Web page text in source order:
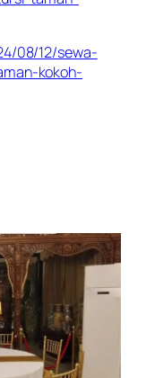
08/12/sewa-
kokoh-